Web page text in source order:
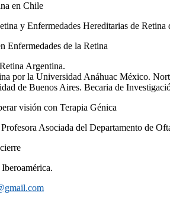
en Chile
y Enfermedades Hereditarias de
Enfermedades de la Retina
Argentina.
por la Universidad Anáhuac México.
de Buenos Aires. Becaria de
visión con Terapia Génica
Asociada del Departamento de